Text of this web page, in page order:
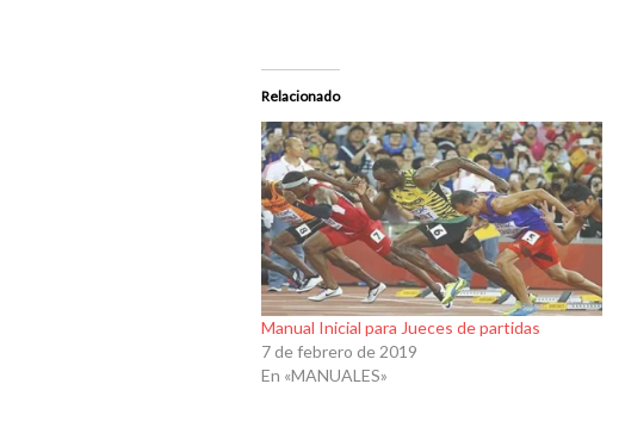
Relacionado
Manual Inicial para Jueces de partidas
7 de febrero de 2019
En «MANUALES»